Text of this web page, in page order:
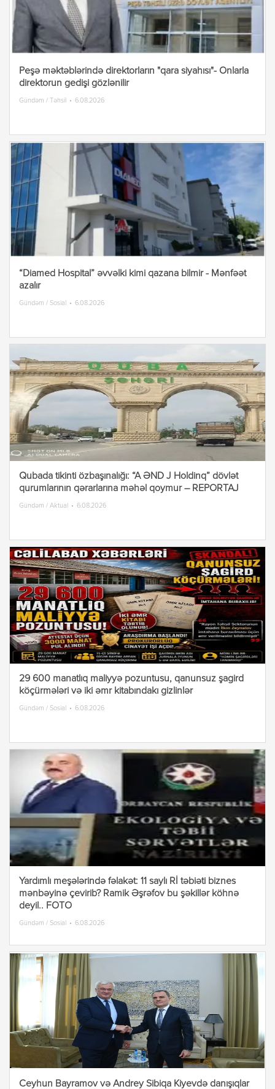
Peşə məktəblərində direktorların "qara siyahısı"- Onlarla
direktorun gedişi gözlənilir
Gündəm / Təhsil 6.08.2026
“Diamed Hospital” əvvəlki kimi qazana bilmir - Mənfəət
azalır
Gündəm / Sosial 6.08.2026
Qubada tikinti özbaşınalığı: “A ƏND J Holdinq” dövlət
qurumlarının qərarlarına məhəl qoymur – REPORTAJ
Gündəm / Aktual 6.08.2026
29 600 manatlıq maliyyə pozuntusu, qanunsuz şagird
köçürmələri və iki əmr kitabındakı gizlinlər
Gündəm / Sosial 6.08.2026
Yardımlı meşələrində fəlakət: 11 saylı Rİ təbiəti biznes
mənbəyinə çevirib? Ramik Əşrəfov bu şəkillər köhnə
deyil.. FOTO
Gündəm / Sosial 6.08.2026
Ceyhun Bayramov və Andrey Sibiqa Kiyevdə danışıqlar